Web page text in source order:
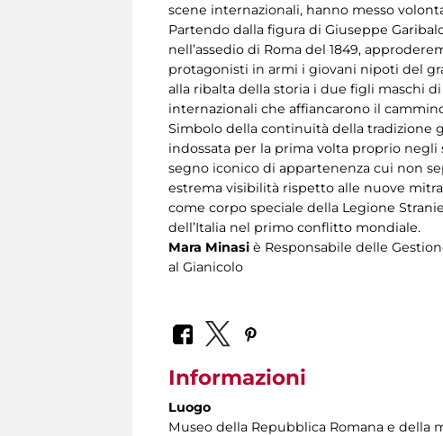
scene internazionali, hanno messo
Partendo dalla figura di Giuseppe
nell’assedio di Roma del 1849,
protagonisti in armi i giovani nipoti del
alla ribalta della storia i due figli maschi
internazionali che affiancarono il
Simbolo della continuità della tradizione
indossata per la prima volta proprio
segno iconico di appartenenza cui non
estrema visibilità rispetto alle nuove
come corpo speciale della Legione
dell’Italia nel primo conflitto mondiale.
Mara Minasi è Responsabile delle
al Gianicolo
Informazioni
Luogo
Museo della Repubblica Romana e della